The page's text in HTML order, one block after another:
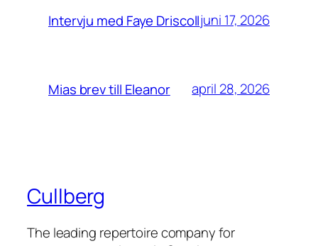
Intervju med Faye Driscolljuni 17, 2026
Mias brev till Eleanor april 28, 2026
Cullberg
The leading repertoire company for